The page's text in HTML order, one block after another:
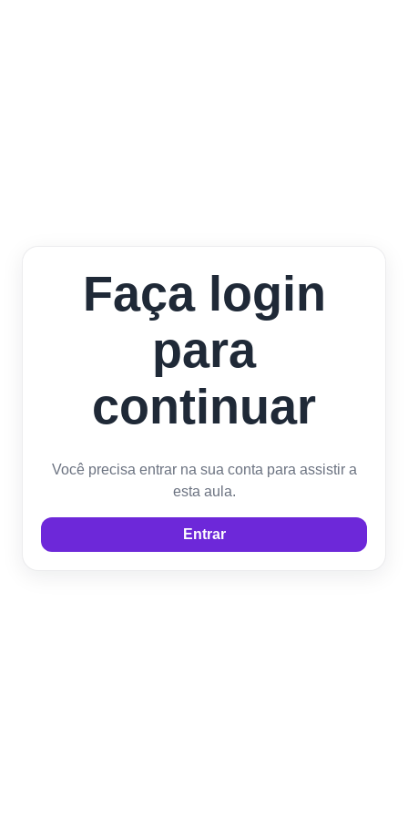
Faça login
para
continuar
Você precisa entrar na sua conta para assistir a
esta aula.
Entrar